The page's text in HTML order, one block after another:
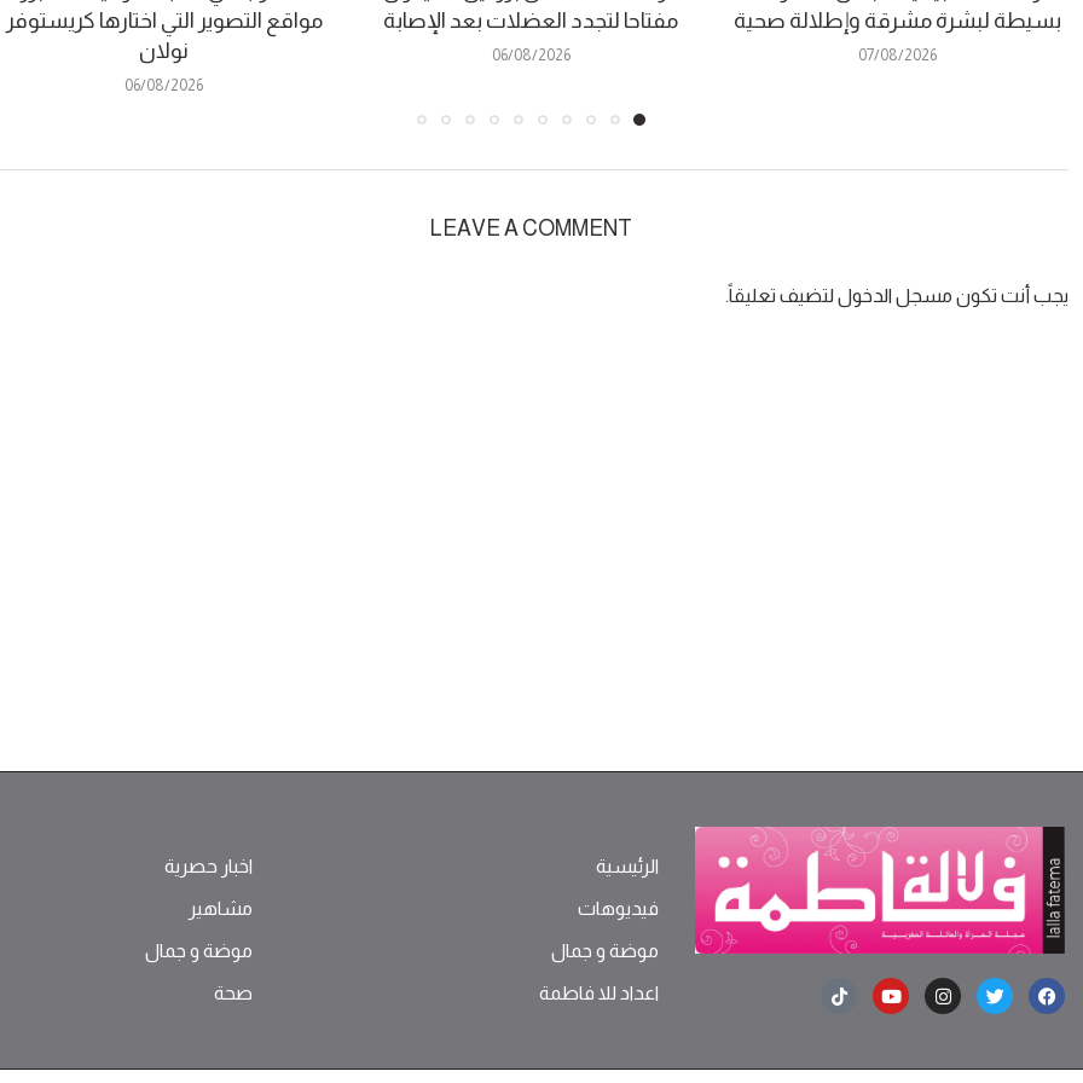
بسيطة لبشرة مشرقة وإطلالة صحية
07/08/2026
مفتاحا لتجدد العضلات بعد الإصابة
06/08/2026
مواقع التصوير التي اختارها كريستوفر
نولان
06/08/2026
LEAVE A COMMENT
يجب أنت تكون مسجل الدخول لتضيف تعليقاً.
الرئيسية
فيديوهات
موضة ‫و‬ ‫‬‫جمال‬
اعداد للا فاطمة
اخبار حصرية
مشاهير
موضة ‫و‬ ‫‬‫جمال‬
صحة